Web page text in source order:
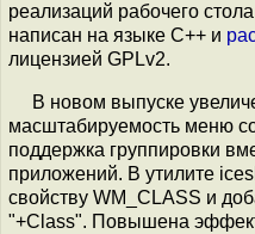
реализаций рабочего
написан на языке С++ и
лицензией GPLv2.
В новом выпуске
масштабируемость меню
поддержка группировки
приложений. В утилите
свойству WM_CLASS и
"+Class". Повышена